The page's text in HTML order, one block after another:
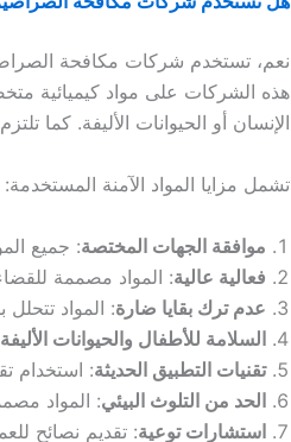
نعم، تستخدم شركات مكافحة
هذه الشركات على مواد كيميائية
الإنسان أو الحيوانات الأليفة. كما
تشمل مزايا المواد الآمنة المستخدمة:
موافقة الجهات المختصة: جميع
فعالية عالية: المواد مصممة
عدم ترك بقايا ضارة: المواد
السلامة للأطفال والحيوانات الأليفة
تقنيات التطبيق الحديثة: استخدام
الحد من التلوث البيئي: المواد
استشارات توعية: تقديم نصائح